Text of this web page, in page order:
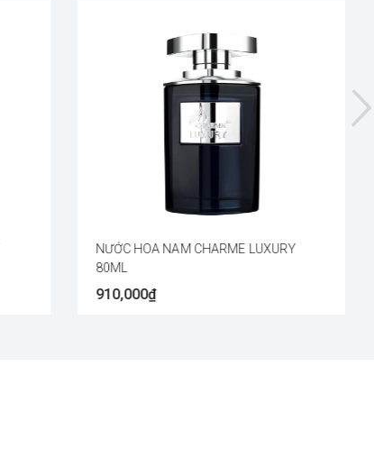
NƯỚC HOA NAM CHARME LUXURY
80ML
910,000₫